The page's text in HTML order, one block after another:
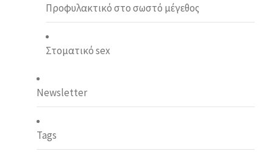
Προφυλακτικό στο σωστό μέγεθος
Στοματικό sex
Newsletter
Tags